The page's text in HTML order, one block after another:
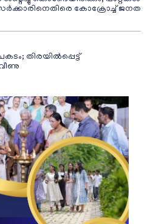
കോക്രോച്ച് ജനത
തിരയിൽപ്പെട്ട്
വീണു